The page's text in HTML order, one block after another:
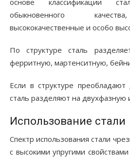
основе классификации
обыкновенного
высококачественные и особо
По структуре сталь
ферритную, мартенситную,
Если в структуре
сталь разделяют на двухфазную
Использование стали
Спектр использования стали
с высокими упругими